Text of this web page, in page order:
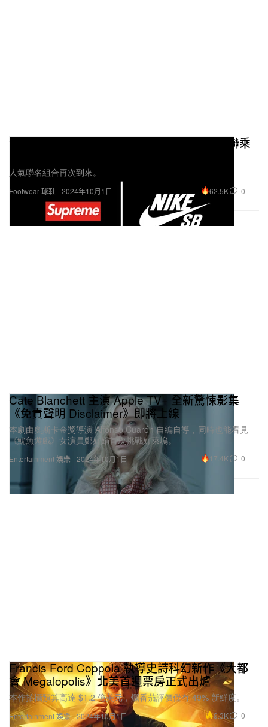
Footwear 球鞋
消息稱 Supreme x Nike SB Dunk Low 最新聯乘
人氣聯名組合再次到來。
2024年10月1日 62.5K 0
Entertainment 娛樂
Cate Blanchett 主演 Apple TV+ 全新驚悚影集
《免責聲明 Disclaimer》即將上線
本劇由奧斯卡金獎導演 Alfonso Cuarón 自編自導，同時也能看見
《魷魚遊戲》女演員鄭好娟首次挑戰好萊塢。
2024年10月1日 17.4K 0
Entertainment 娛樂
Francis Ford Coppola 執導史詩科幻新作《大都
會 Megalopolis》北美首週票房正式出爐
本作拍攝預算高達 $1.2 億美元，爛番茄評價僅有 49% 新鮮度。
2024年10月1日 9.3K 0